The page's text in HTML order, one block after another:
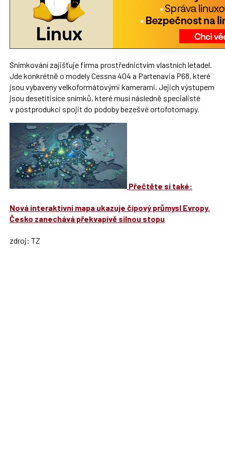
Snímkování zajišťuje firma prostřednictvím vlastních letadel.
Jde konkrétně o modely Cessna 404 a Partenavia P68, které
jsou vybaveny velkoformátovými kamerami. Jejich výstupem
jsou desetitisíce snímků, které musí následně specialisté
v postprodukci spojit do podoby bezešvé ortofotomapy.
Přečtěte si také:
Nová interaktivní mapa ukazuje čipový průmysl Evropy.
Česko zanechává překvapivě silnou stopu
zdroj: TZ